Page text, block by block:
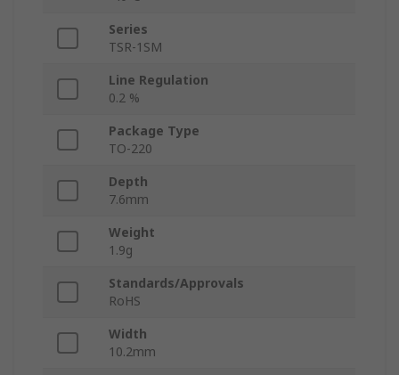
Series
TSR-1SM
Line Regulation
0.2 %
Package Type
TO-220
Depth
7.6mm
Weight
1.9g
Standards/Approvals
RoHS
Width
10.2mm